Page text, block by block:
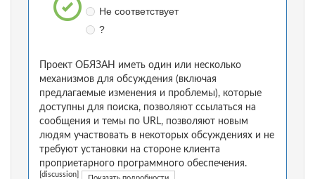
Не соответствует
?
Проект ОБЯЗАН иметь один или несколько
механизмов для обсуждения (включая
предлагаемые изменения и проблемы), которые
доступны для поиска, позволяют ссылаться на
сообщения и темы по URL, позволяют новым
людям участвовать в некоторых обсуждениях и не
требуют установки на стороне клиента
проприетарного программного обеспечения.
[discussion]